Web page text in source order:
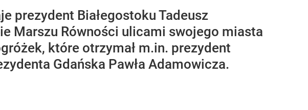
prezydent Białegostoku Tadeusz
Marszu Równości ulicami swojego miasta
które otrzymał m.in. prezydent
Gdańska Pawła Adamowicza.